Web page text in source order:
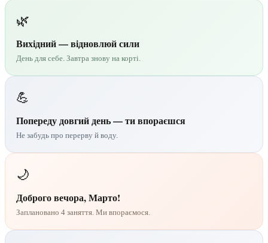
🌿
Вихідний — відновлюй сили
День для себе. Завтра знову на корті.
💪
Попереду довгий день — ти впораєшся
Не забудь про перерву й воду.
🌙
Доброго вечора, Марто!
Заплановано 4 заняття. Ми впораємося.